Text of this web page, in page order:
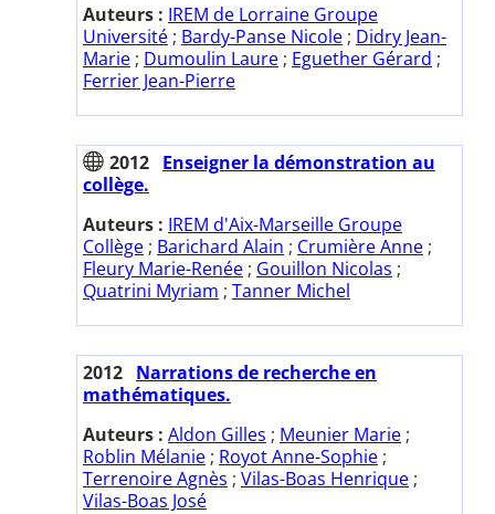
Auteurs : IREM de Lorraine Groupe
Université ; Bardy-Panse Nicole ; Didry Jean-
Marie ; Dumoulin Laure ; Eguether Gérard ;
Ferrier Jean-Pierre
2012 Enseigner la démonstration au
collège.
Auteurs : IREM d'Aix-Marseille Groupe
Collège ; Barichard Alain ; Crumière Anne ;
Fleury Marie-Renée ; Gouillon Nicolas ;
Quatrini Myriam ; Tanner Michel
2012 Narrations de recherche en
mathématiques.
Auteurs : Aldon Gilles ; Meunier Marie ;
Roblin Mélanie ; Royot Anne-Sophie ;
Terrenoire Agnès ; Vilas-Boas Henrique ;
Vilas-Boas José